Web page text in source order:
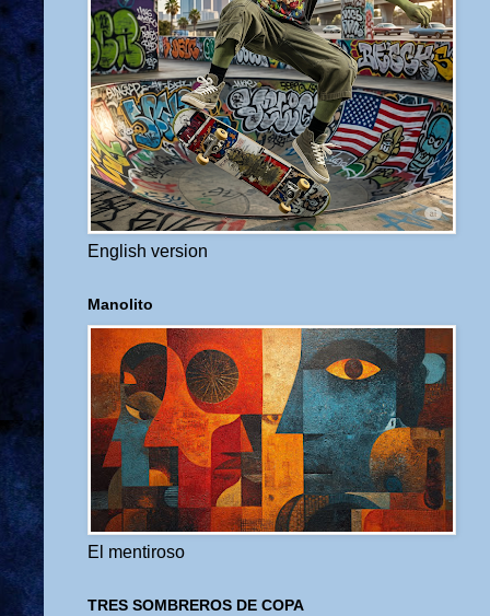
English version
Manolito
El mentiroso
TRES SOMBREROS DE COPA